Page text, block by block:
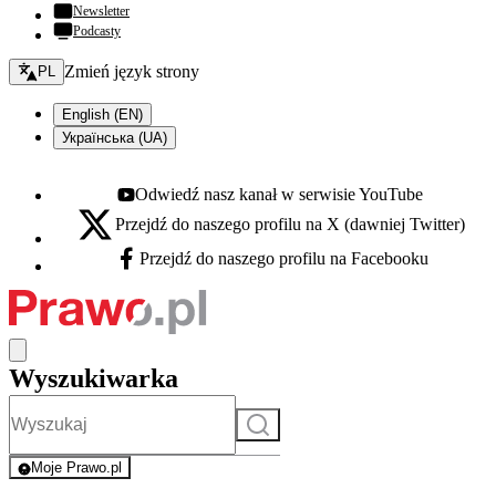
Newsletter
Podcasty
Zmień język - bieżący:
PL Zmień język strony
English (EN)
Українська (UA)
Youtube - otwiera się w nowej karcie
Odwiedź nasz kanał w serwisie YouTube
X - otwiera się w nowej karcie
Przejdź do naszego profilu na X (dawniej Twitter)
Facebook - otwiera się w nowej karcie
Przejdź do naszego profilu na Facebooku
Wyszukiwarka
Szukaj
Moje Prawo.pl
- rejestracja i logowanie do serwisu